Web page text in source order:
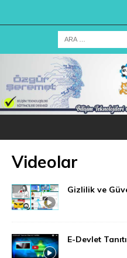
Videolar
Gizlilik ve
E-Devlet